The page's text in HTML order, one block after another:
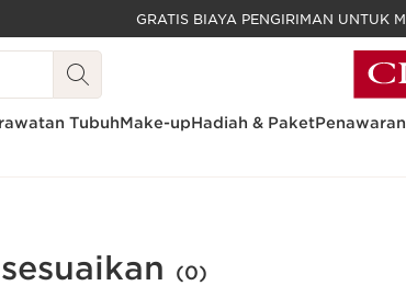
TubuhMake-upHadiah & PaketPenawaran
(0)